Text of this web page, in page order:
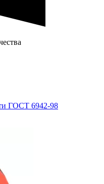
ГОСТ 6942-98